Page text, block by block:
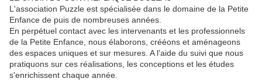
L'association Puzzle est spécialisée dans le domaine de la Petite
Enfance de puis de nombreuses années.
En perpétuel contact avec les intervenants et les professionnels
de la Petite Enfance, nous élaborons, crééons et aménageons
des espaces uniques et sur mesures. A l'aide du suivi que nous
pratiquons sur ces réalisations, les conceptions et les études
s'enrichissent chaque année.